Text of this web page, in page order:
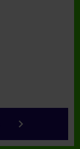
keyboard_arrow_right